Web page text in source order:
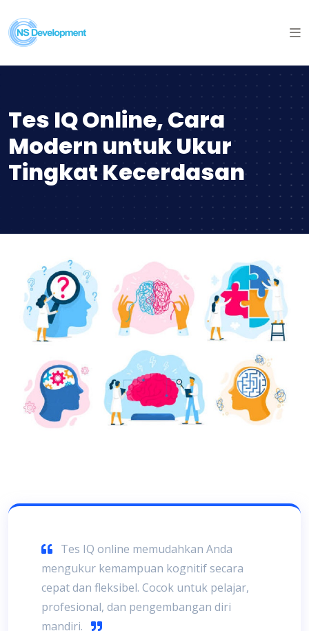
Tes IQ Online, Cara
Modern untuk Ukur
Tingkat Kecerdasan
Tes IQ online memudahkan Anda
mengukur kemampuan kognitif secara
cepat dan fleksibel. Cocok untuk pelajar,
profesional, dan pengembangan diri
mandiri.